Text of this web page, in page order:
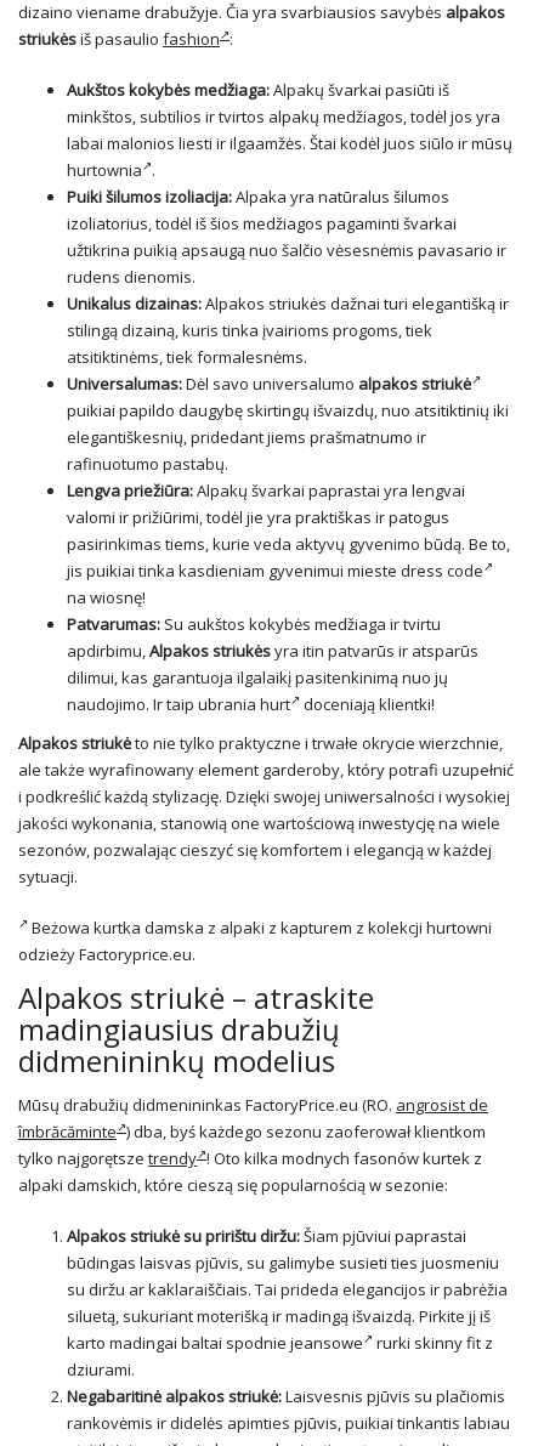
dizaino viename drabužyje. Čia yra svarbiausios savybės alpakos
striukėsiš pasaulio fashion :
Aukštos kokybės medžiaga:Alpakų švarkai pasiūti iš
minkštos, subtilios ir tvirtos alpakų medžiagos, todėl jos yra
labai malonios liesti ir ilgaamžės. Štai kodėl juos siūlo ir mūsų
hurtownia .
Puiki šilumos izoliacija:Alpaka yra natūralus šilumos
izoliatorius, todėl iš šios medžiagos pagaminti švarkai
užtikrina puikią apsaugą nuo šalčio vėsesnėmis pavasario ir
rudens dienomis.
Unikalus dizainas:Alpakos striukės dažnai turi elegantišką ir
stilingą dizainą, kuris tinka įvairioms progoms, tiek
atsitiktinėms, tiek formalesnėms.
Universalumas:Dėl savo universalumo alpakos striukė
puikiai papildo daugybę skirtingų išvaizdų, nuo atsitiktinių iki
elegantiškesnių, pridedant jiems prašmatnumo ir
rafinuotumo pastabų.
Lengva priežiūra:Alpakų švarkai paprastai yra lengvai
valomi ir prižiūrimi, todėl jie yra praktiškas ir patogus
pasirinkimas tiems, kurie veda aktyvų gyvenimo būdą. Be to,
jis puikiai tinka kasdieniam gyvenimui mieste dress code
na wiosnę!
Patvarumas: Su aukštos kokybės medžiaga ir tvirtu
apdirbimu,Alpakos striukėsyra itin patvarūs ir atsparūs
dilimui, kas garantuoja ilgalaikį pasitenkinimą nuo jų
naudojimo. Ir taip ubrania hurt
doceniają klientki!
Alpakos striukėto nie tylko praktyczne i trwałe okrycie wierzchnie,
ale także wyrafinowany element garderoby, który potrafi uzupełnić
i podkreślić każdą stylizację. Dzięki swojej uniwersalności i wysokiej
jakości wykonania, stanowią one wartościową inwestycję na wiele
sezonów, pozwalając cieszyć się komfortem i elegancją w każdej
sytuacji.
Beżowa kurtka damska z alpaki z kapturem z kolekcji hurtowni
odzieży Factoryprice.eu.
Alpakos striukė – atraskite
madingiausius drabužių
didmenininkų modelius
Mūsų drabužių didmenininkas FactoryPrice.eu (RO. angrosist de
îmbrăcăminte )dba, byś każdego sezonu zaoferował klientkom
tylko najgorętsze trendy ! Oto kilka modnych fasonów kurtek z
alpaki damskich, które cieszą się popularnością w sezonie:
Alpakos striukė su pririštu diržu:Šiam pjūviui paprastai
būdingas laisvas pjūvis, su galimybe susieti ties juosmeniu
su diržu ar kaklaraiščiais. Tai prideda elegancijos ir pabrėžia
siluetą, sukuriant moterišką ir madingą išvaizdą. Pirkite jį iš
karto madingai baltai spodnie jeansowe
rurki skinny fit z
dziurami.
Negabaritinė alpakos striukė:Laisvesnis pjūvis su plačiomis
rankovėmis ir didelės apimties pjūvis, puikiai tinkantis labiau